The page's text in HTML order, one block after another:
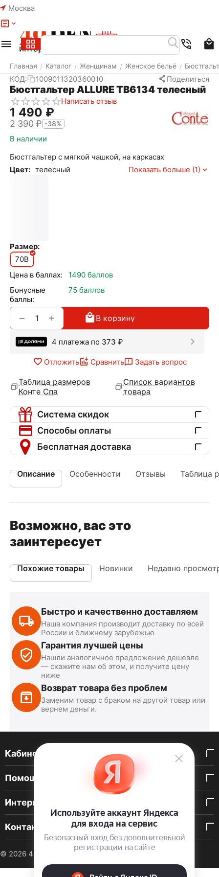
Москва
Главная / Каталог / Женщинам / Женское бельё /
КОД: 1009011320360010 Поделиться
Бюстгальтер ALLURE TB6134 телесный
Написать отзыв
1 490 ₽
2 390₽ -38%
В наличии
Бюстгальтер с мягкой чашкой, на каркасах
Цвет: телесный Показать больше (1)
Размер:
70B
Цена в баллах:
1490 баллов
Бонусные
баллы:
75 баллов
+
− В корзину
4 платежа по 373 ₽
Отложить Сравнить Задать вопрос
Таблица размеров
Конте Спа
Список вариантов
товара
Система скидок
Способы оплаты
Бесплатная доставка
Описание Особенности Отзывы Таблица
Возможно, вас это
заинтересует
Похожие товары Новинки Недавно
Быстро и качественно доставляем
Наша компания производит доставку по всей
России и ближнему зарубежью
Гарантия лучшей цены
Нашли аналогичное предложение дешевле
— скажите нам об этом, и получите цену
ниже
Возврат товара без проблем
Заменим товар с браком на другой товар или
вернем деньги.
Кабинет покупателя
Помощь покупателю
Интернет-магазин
Контакты
© 2026 40 DEN. Интернет-магазин
Меню